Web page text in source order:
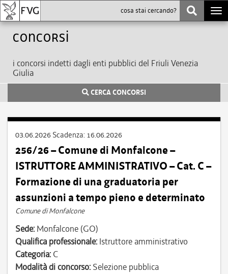
Concorsi
i concorsi indetti dagli enti pubblici del Friuli Venezia
Giulia
CERCA CONCORSI
03.06.2026 Scadenza: 16.06.2026
256/26 – Comune di Monfalcone –
ISTRUTTORE AMMINISTRATIVO – Cat. C –
Formazione di una graduatoria per
assunzioni a tempo pieno e determinato
Comune di Monfalcone
Sede: Monfalcone (GO)
Qualifica professionale: Istruttore amministrativo
Categoria: C
Modalità di concorso: Selezione pubblica